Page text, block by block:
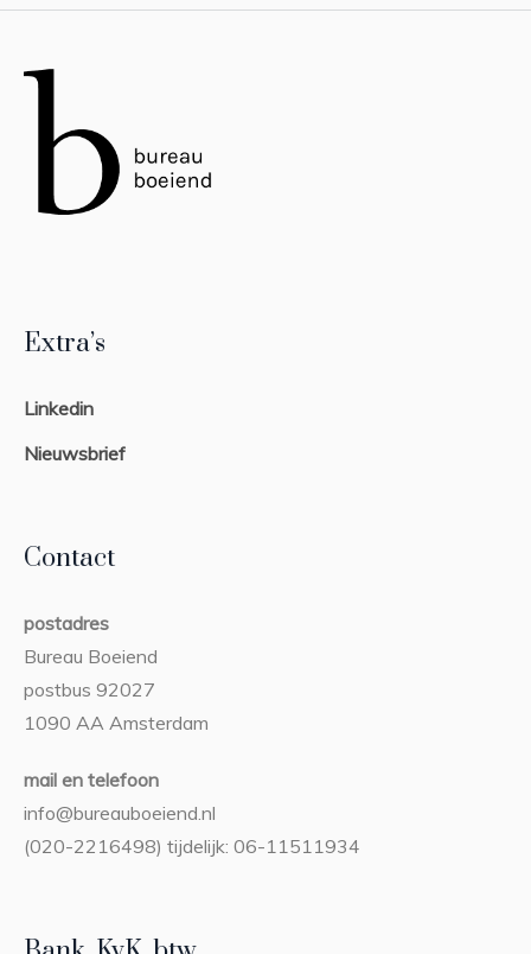
Extra’s
Linkedin
Nieuwsbrief
Contact
postadres
Bureau Boeiend
postbus 92027
1090 AA Amsterdam
mail en telefoon
info@bureauboeiend.nl
(020-2216498) tijdelijk: 06-11511934